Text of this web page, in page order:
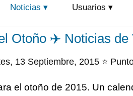
Noticias Usuarios
Otoño ✈️ Noticias de
13 Septiembre, 2015 ⭐
el otoño de 2015. Un